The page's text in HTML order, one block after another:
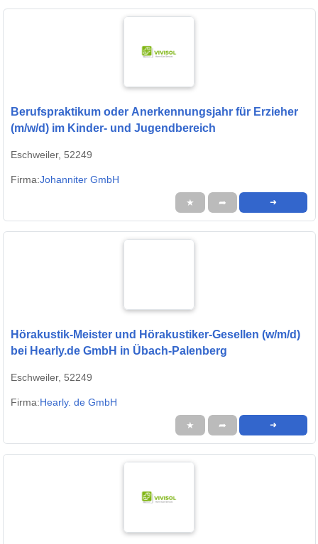
Berufspraktikum oder Anerkennungsjahr für Erzieher
(m/w/d) im Kinder- und Jugendbereich
Eschweiler, 52249
Firma:Johanniter GmbH
★ ➦ ➜
Hörakustik-Meister und Hörakustiker-Gesellen (w/m/d)
bei Hearly.de GmbH in Übach-Palenberg
Eschweiler, 52249
Firma:Hearly. de GmbH
★ ➦ ➜